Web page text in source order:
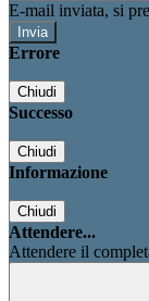
E-mail inviata, si
Errore
Chiudi
Successo
Chiudi
Informazione
Chiudi
Attendere...
Attendere il